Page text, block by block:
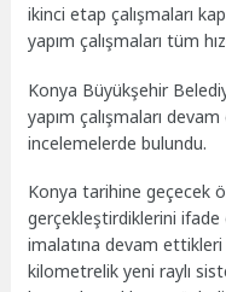
ikinci etap çalışmaları
yapım çalışmaları tüm
Konya Büyükşehir
yapım çalışmaları
incelemelerde bulundu.
Konya tarihine geçecek
gerçekleştirdiklerini
imalatına devam
kilometrelik yeni raylı